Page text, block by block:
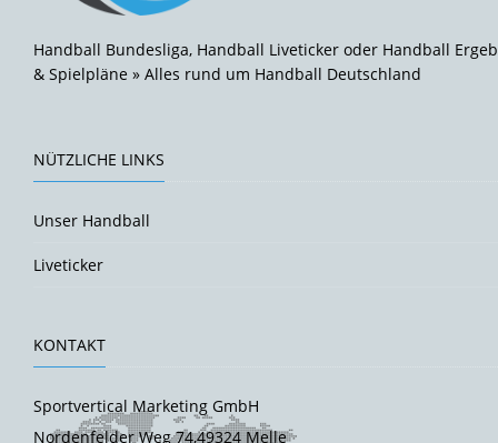
Handball Bundesliga, Handball Liveticker oder Handball
& Spielpläne » Alles rund um Handball Deutschland
NÜTZLICHE LINKS
Unser Handball
Liveticker
KONTAKT
Sportvertical Marketing GmbH
Nordenfelder Weg 74,49324 Melle